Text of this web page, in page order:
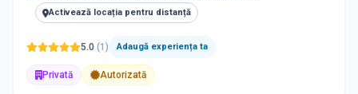
Activează locația pentru distanță
5.0 (1 ) Adaugă experiența ta
Privată Autorizată